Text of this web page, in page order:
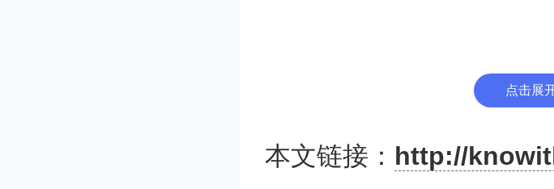
2.扣除五险一金之后，
点击展
本文链接： http://